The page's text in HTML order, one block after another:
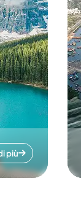
più